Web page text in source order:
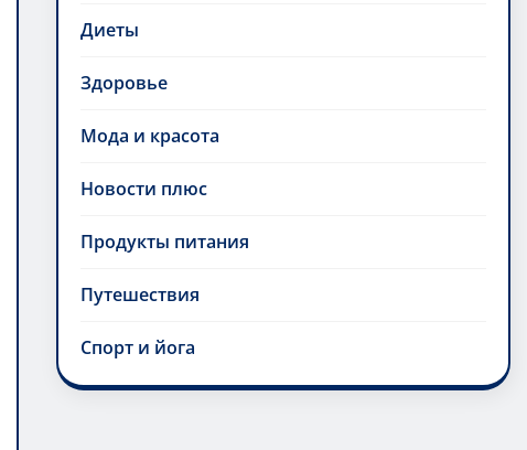
Диеты
Здоровье
Мода и красота
Новости плюс
Продукты питания
Путешествия
Спорт и йога